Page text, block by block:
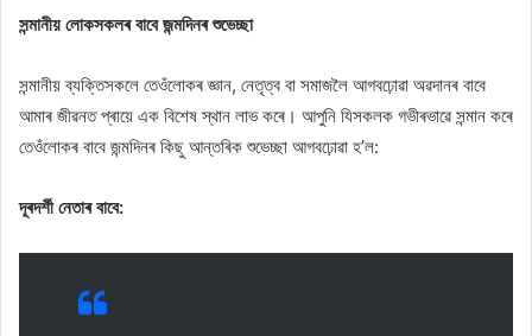
সন্মানীয় লোকসকলৰ বাবে জন্মদিনৰ শুভেচ্ছা
সন্মানীয় ব্যক্তিসকলে তেওঁলোকৰ জ্ঞান, নেতৃত্ব বা সমাজলৈ আগবঢ়োৱা অৱদানৰ বাবে
আমাৰ জীৱনত প্ৰায়ে এক বিশেষ স্থান লাভ কৰে। আপুনি যিসকলক গভীৰভাৱে সন্মান কৰে
তেওঁলোকৰ বাবে জন্মদিনৰ কিছু আন্তৰিক শুভেচ্ছা আগবঢ়োৱা হ’ল:
দূৰদৰ্শী নেতাৰ বাবে: